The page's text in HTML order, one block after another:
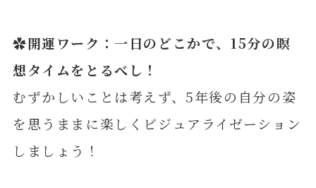
✿開運ワーク：一日のどこかで、15分の瞑
想タイムをとるべし！
むずかしいことは考えず、5年後の自分の姿
を思うままに楽しくビジュアライゼーション
しましょう！